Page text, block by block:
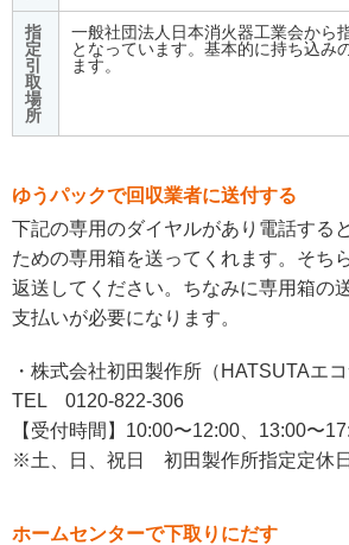
指
定
引
取
場
所
一般社団法人日本消火器工業会から
となっています。基本的に持ち込み
ます。
ゆうパックで回収業者に送付する
下記の専用のダイヤルがあり電話する
ための専用箱を送ってくれます。そち
返送してください。ちなみに専用箱の
支払いが必要になります。
・株式会社初田製作所（HATSUTAエ
TEL 0120-822-306
【受付時間】10:00〜12:00、13:00〜
※土、日、祝日 初田製作所指定定休
ホームセンターで下取りにだす